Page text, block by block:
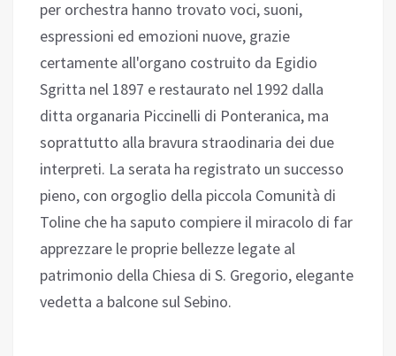
per orchestra hanno trovato voci, suoni,
espressioni ed emozioni nuove, grazie
certamente all'organo costruito da Egidio
Sgritta nel 1897 e restaurato nel 1992 dalla
ditta organaria Piccinelli di Ponteranica, ma
soprattutto alla bravura straodinaria dei due
interpreti. La serata ha registrato un successo
pieno, con orgoglio della piccola Comunità di
Toline che ha saputo compiere il miracolo di far
apprezzare le proprie bellezze legate al
patrimonio della Chiesa di S. Gregorio, elegante
vedetta a balcone sul Sebino.